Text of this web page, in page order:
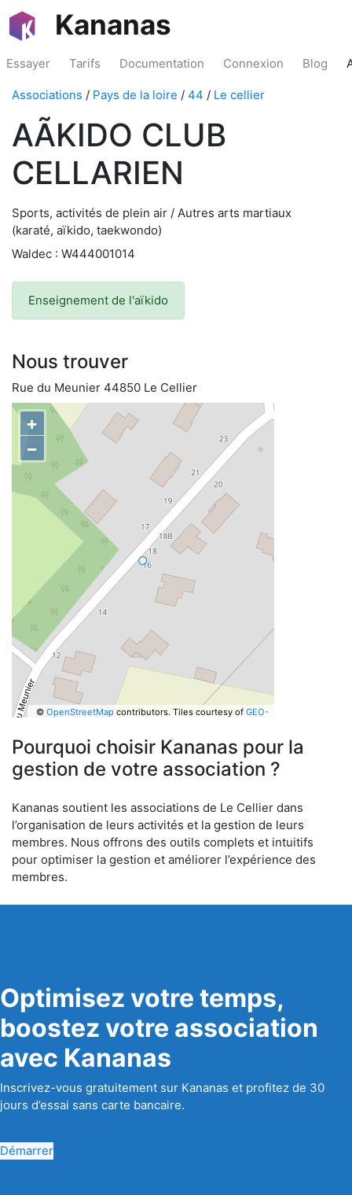
Kananas
Essayer Tarifs Documentation Connexion Blog
Associations / Pays de la loire / 44 / Le cellier
AÃKIDO CLUB
CELLARIEN
Sports, activités de plein air / Autres arts martiaux
(karaté, aïkido, taekwondo)
Waldec : W444001014
Enseignement de l'aïkido
Nous trouver
Rue du Meunier 44850 Le Cellier
+
−
© OpenStreetMapcontributors. Tiles courtesy of GEO-
Pourquoi choisir Kananas pour la
gestion de votre association ?
Kananas soutient les associations de Le Cellier dans
l’organisation de leurs activités et la gestion de leurs
membres. Nous offrons des outils complets et intuitifs
pour optimiser la gestion et améliorer l’expérience des
membres.
Optimisez votre temps,
boostez votre association
avec Kananas
Inscrivez-vous gratuitement sur Kananas et profitez de 30
jours d’essai sans carte bancaire.
Démarrer